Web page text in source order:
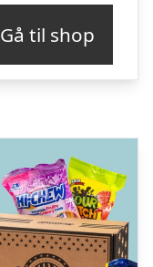
Gå til shop